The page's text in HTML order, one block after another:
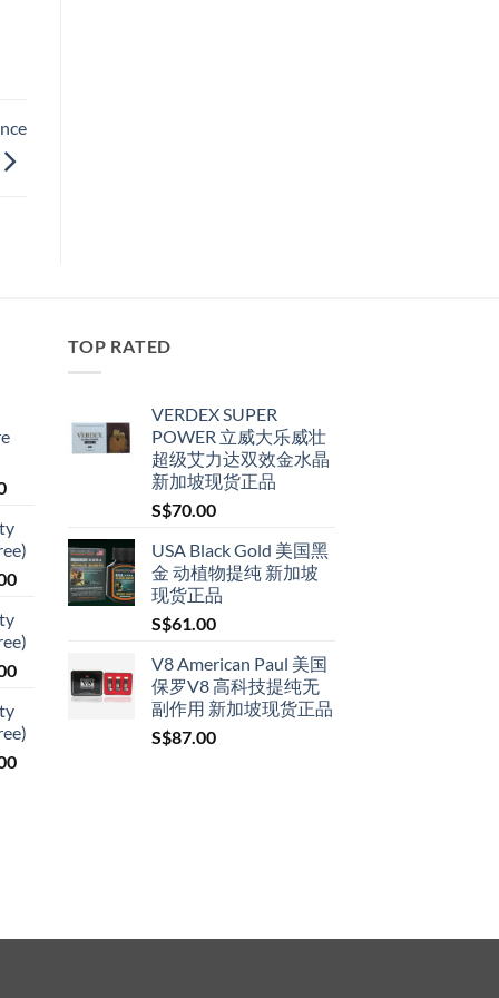
Price
S$79.00
through
S$399.00
Price
through
S$209.00
Price
through
S$209.00
Price
TOP RATED
VERDEX SUPER
POWER 立威大乐威壮
超级艾力达双效金水晶
新加坡现货正品
S$70.00
USA Black Gold 美国黑
金 动植物提纯 新加坡
现货正品
S$61.00
V8 American Paul 美国
保罗V8 高科技提纯无
副作用 新加坡现货正品
S$87.00